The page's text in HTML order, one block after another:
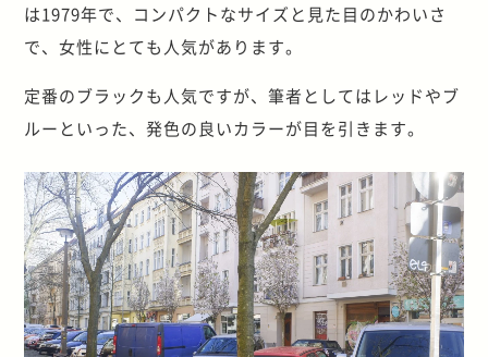
は1979年で、コンパクトなサイズと見た目のかわいさ
で、女性にとても人気があります。
定番のブラックも人気ですが、筆者としてはレッドやブ
ルーといった、発色の良いカラーが目を引きます。